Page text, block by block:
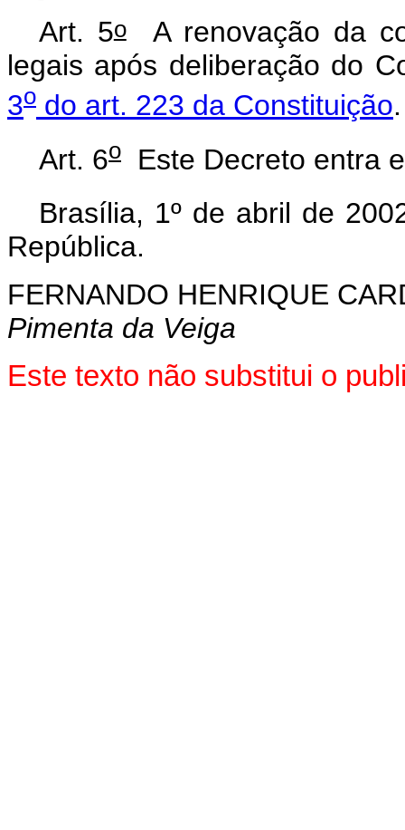
Art. 5oA renovação da
legais após deliberação do
3o do art. 223 da Constituição.
Art. 6o Este Decreto entra
Brasília, 1º de abril de
República.
FERNANDO HENRIQUE
Pimenta da Veiga
Este texto não substitui o